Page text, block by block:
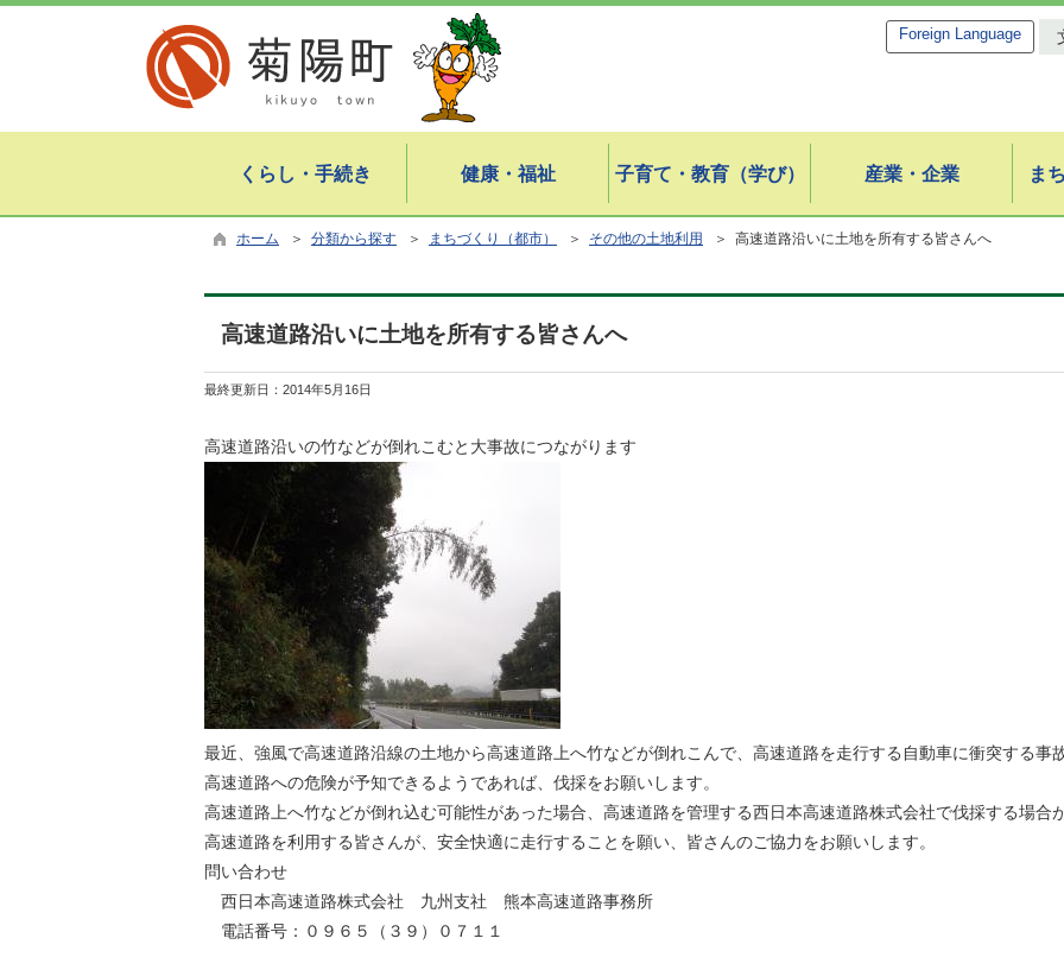
Foreign Language
くらし・手続き 健康・福祉 子育て・教育（学び） 産業・企業 ま
ホーム ＞ 分類から探す ＞ まちづくり（都市） ＞ その他の土地利用 ＞ 高速道路沿いに土地を所有する皆さんへ
高速道路沿いに土地を所有する皆さんへ
最終更新日： 2014年5月16日
高速道路沿いの竹などが倒れこむと大事故につながります
最近、強風で高速道路沿線の土地から高速道路上へ竹などが倒れこんで、高速道路を走行する自動車に衝突する事
高速道路への危険が予知できるようであれば、伐採をお願いします。
高速道路上へ竹などが倒れ込む可能性があった場合、高速道路を管理する西日本高速道路株式会社で伐採する場合
高速道路を利用する皆さんが、安全快適に走行することを願い、皆さんのご協力をお願いします。
問い合わせ
西日本高速道路株式会社 九州支社 熊本高速道路事務所
電話番号：０９６５（３９）０７１１